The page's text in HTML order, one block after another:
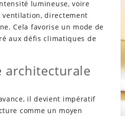
lumineuse, voire
ventilation, directement
Cela favorise un mode de
aux défis climatiques de
architecturale
il devient impératif
comme un moyen